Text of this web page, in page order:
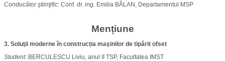
Conducător ştiinţific: Conf. dr. ing. Emilia BĂLAN, Departamentul MSP
Mențiune
3. Soluţii moderneîn construcția maşinilor de tipărit ofset
Student: BERCULESCU Liviu, anul II TSP, Facultatea IMST